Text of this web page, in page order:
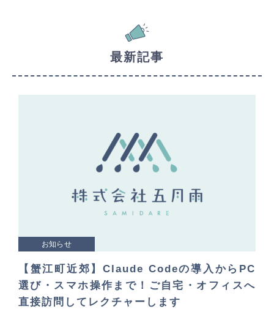
最新記事
お知らせ
【蟹江町近郊】Claude Codeの導入からPC
選び・スマホ操作まで！ご自宅・オフィスへ
直接訪問してレクチャーします